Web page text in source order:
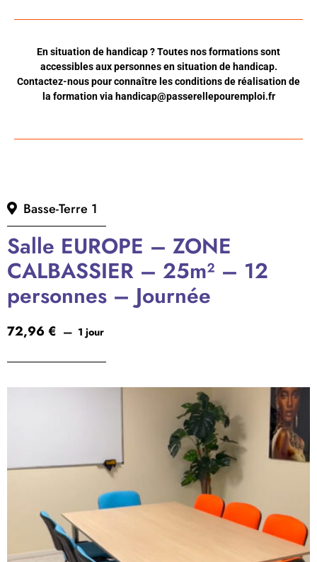
En situation de handicap ? Toutes nos formations sont
accessibles aux personnes en situation de handicap.
Contactez-nous pour connaître les conditions de réalisation de
la formation via handicap@passerellepouremploi.fr
Basse-Terre 1
Salle EUROPE – ZONE
CALBASSIER – 25m² – 12
personnes – Journée
72,96€ 1 jour